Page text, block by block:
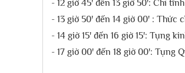
- 12 giờ 45' đến 13 giờ 50': Chỉ tĩnh
- 13 giờ 50' đến 14 giờ 00' :
- 14 giờ 15' đến 16 giờ 15': Tụng
- 17 giờ 00' đến 18 giờ 00': Tụng